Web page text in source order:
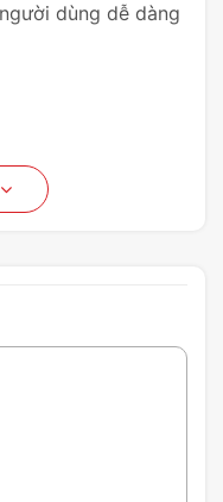
dùng dễ dàng